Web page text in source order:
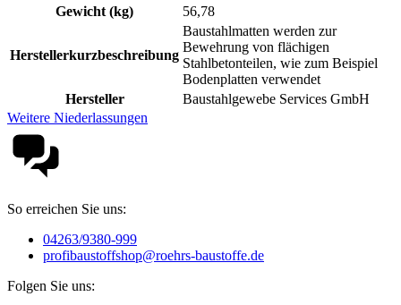
Gewicht (kg)
56,78
Herstellerkurzbeschreibung
Baustahlmatten werden zur
Bewehrung von flächigen
Stahlbetonteilen, wie zum Beispiel
Bodenplatten verwendet
Hersteller
Baustahlgewebe Services GmbH
Weitere Niederlassungen
So erreichen Sie uns:
04263/9380-999
profibaustoffshop@roehrs-baustoffe.de
Folgen Sie uns: